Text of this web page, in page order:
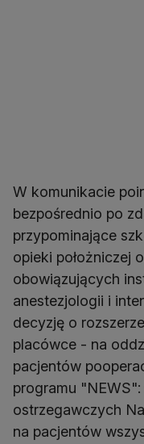
W komunikacie
bezpośrednio po
przypominające
opieki położniczej
obowiązujących
anestezjologii i
decyzję o
placówce - na
pacjentów
programu
ostrzegawczych
na pacjentów